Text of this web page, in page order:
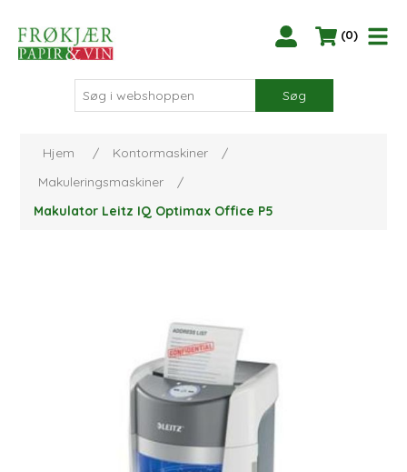
(0)
Søg
Hjem / Kontormaskiner
/
Makuleringsmaskiner
/
Makulator Leitz IQ Optimax Office P5